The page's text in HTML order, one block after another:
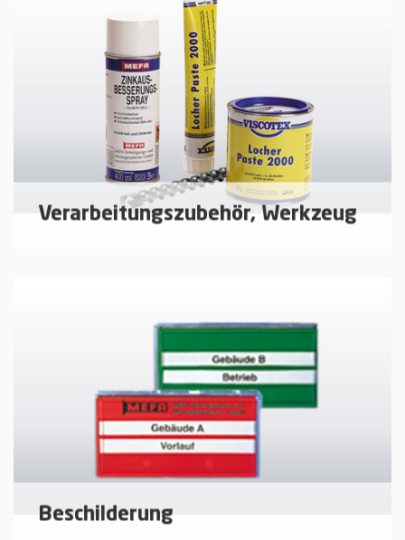
mehr erfahren
Verarbeitungszubehör, Werkzeug
Beschilderung